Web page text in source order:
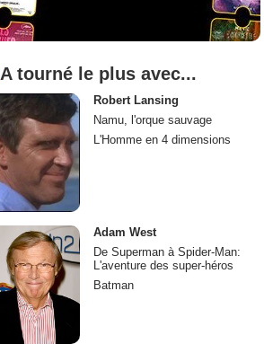
A tourné le plus avec...
Robert Lansing
Namu, l'orque sauvage
L'Homme en 4 dimensions
Adam West
De Superman à Spider-Man:
L'aventure des super-héros
Batman